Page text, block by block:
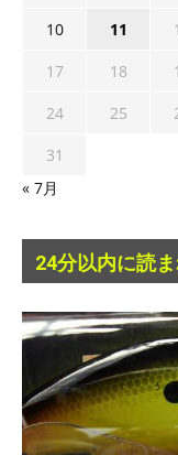
10
11
17
18
24
25
31
« 7月
24分以内に読